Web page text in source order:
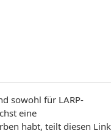
sowohl für LARP-
eine
habt, teilt diesen Link